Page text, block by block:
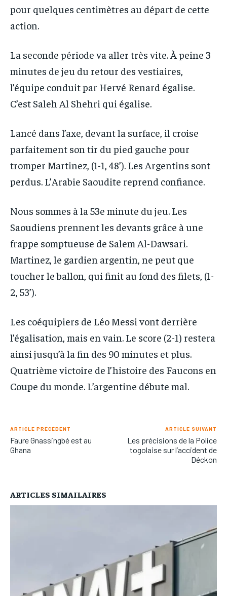
pour quelques centimètres au départ de cette
action.
La seconde période va aller très vite. À peine 3
minutes de jeu du retour des vestiaires,
l’équipe conduit par Hervé Renard égalise.
C’est Saleh Al Shehri qui égalise.
Lancé dans l’axe, devant la surface, il croise
parfaitement son tir du pied gauche pour
tromper Martinez, (1-1, 48’). Les Argentins sont
perdus. L’Arabie Saoudite reprend confiance.
Nous sommes à la 53e minute du jeu. Les
Saoudiens prennent les devants grâce à une
frappe somptueuse de Salem Al-Dawsari.
Martinez, le gardien argentin, ne peut que
toucher le ballon, qui finit au fond des filets, (1-
2, 53’).
Les coéquipiers de Léo Messi vont derrière
l’égalisation, mais en vain. Le score (2-1) restera
ainsi jusqu’à la fin des 90 minutes et plus.
Quatrième victoire de l’histoire des Faucons en
Coupe du monde. L’argentine débute mal.
ARTICLE PRÉCÉDENT
Faure Gnassingbé est au
Ghana
ARTICLE SUIVANT
Les précisions de la Police
togolaise sur l’accident de
Déckon
ARTICLES SIMAILAIRES